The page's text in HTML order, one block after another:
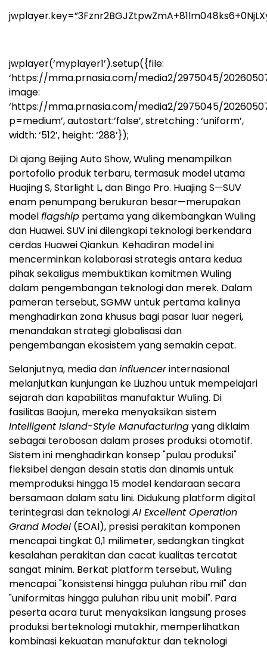
jwplayer(‘myplayer1’).setup({file:
‘https://mma.prnasia.com/media2/2975045/
image:
‘https://mma.prnasia.com/media2/2975045/
p=medium’, autostart:’false’, stretching : ‘uniform’,
width: ‘512’, height: ‘288’});
Di ajang Beijing Auto Show, Wuling menampilkan
portofolio produk terbaru, termasuk model utama
Huajing S, Starlight L, dan Bingo Pro. Huajing S—SUV
enam penumpang berukuran besar—merupakan
modelflagship pertama yang dikembangkan Wuling
dan Huawei. SUV ini dilengkapi teknologi berkendara
cerdas Huawei Qiankun. Kehadiran model ini
mencerminkan kolaborasi strategis antara kedua
pihak sekaligus membuktikan komitmen Wuling
dalam pengembangan teknologi dan merek. Dalam
pameran tersebut, SGMW untuk pertama kalinya
menghadirkan zona khusus bagi pasar luar negeri,
menandakan strategi globalisasi dan
pengembangan ekosistem yang semakin cepat.
Selanjutnya, media daninfluencerinternasional
melanjutkan kunjungan ke Liuzhou untuk mempelajari
sejarah dan kapabilitas manufaktur Wuling. Di
fasilitas Baojun, mereka menyaksikan sistem
Intelligent Island-Style Manufacturingyang diklaim
sebagai terobosan dalam proses produksi otomotif.
Sistem ini menghadirkan konsep "pulau produksi"
fleksibel dengan desain statis dan dinamis untuk
memproduksi hingga 15 model kendaraan secara
bersamaan dalam satu lini. Didukung platform digital
terintegrasi dan teknologiAI Excellent Operation
Grand Model (EOAI), presisi perakitan komponen
mencapai tingkat 0,1 milimeter, sedangkan tingkat
kesalahan perakitan dan cacat kualitas tercatat
sangat minim. Berkat platform tersebut, Wuling
mencapai "konsistensi hingga puluhan ribu mil" dan
"uniformitas hingga puluhan ribu unit mobil". Para
peserta acara turut menyaksikan langsung proses
produksi berteknologi mutakhir, memperlihatkan
kombinasi kekuatan manufaktur dan teknologi